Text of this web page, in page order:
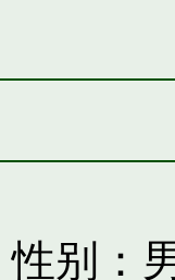
性别：